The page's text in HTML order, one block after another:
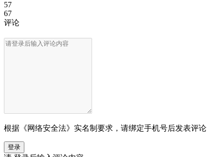
57
67
评论
根据《网络安全法》实名制要求，请绑定手机号后发表评论
登录